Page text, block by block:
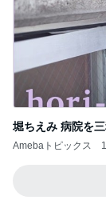
堀ちえみ 病院を
Amebaトピックス